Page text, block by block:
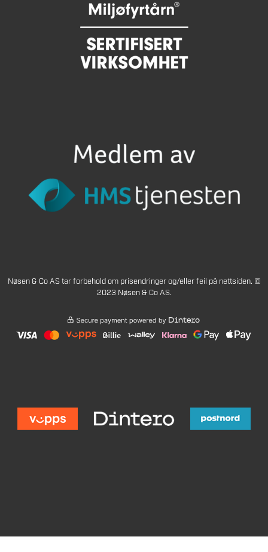
Nøsen & Co AS tar forbehold om prisendringer og/eller feil på nettsiden. ©
2023 Nøsen & Co AS.